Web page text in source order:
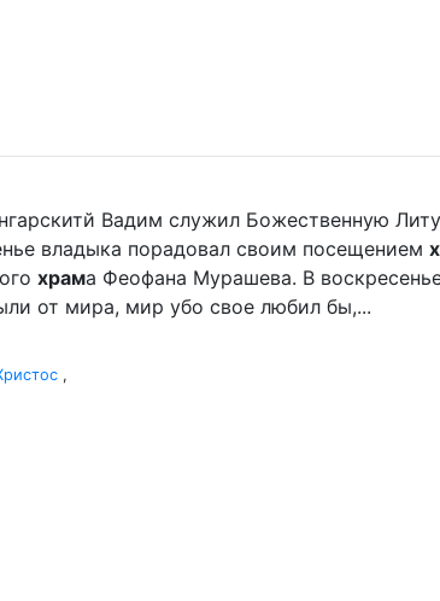
Вадим служил Божественную
владыка порадовал своим посещением
храма Феофана Мурашева. В
от мира, мир убо свое любил бы,...
,